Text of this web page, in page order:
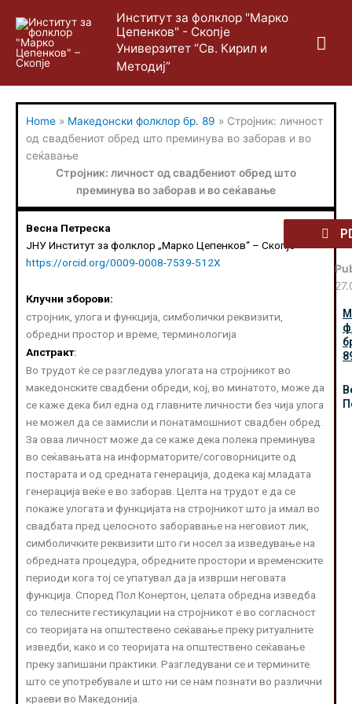
content
Институт за фолклор "Марко
Цепенков" - Скопје
Универзитет “Св. Кирил и
Методиј”
Home » Македонски фолклор бр. 89 » Стројник: личност
од свадбениот обред што преминува во заборав и во
сеќавање
Стројник: личност од свадбениот обред што
преминува во заборав и во сеќавање
Весна Петреска
ЈНУ Институт за фолклор „Марко Цепенков“ – Скопје
https://orcid.org/0009-0008-7539-512X
Клучни зборови:
стројник, улога и функција, симболички реквизити,
обредни простор и време, терминологија
Апстракт:
Во трудот ќе се разгледува улогата на стројникот во
македонските свадбени обреди, кој, во минатото, може да
се каже дека бил една од главните личности без чија улога
не можел да се замисли и понатамошниот свадбен обред.
За оваа личност може да се каже дека полека преминува
во сеќавањата на информаторите/соговорниците од
постарата и од средната генерација, додека кај младата
генерација веќе е во заборав. Целта на трудот е да се
покаже улогата и функцијата на стројникот што ја имал во
свадбата пред целосното заборавање на неговиот лик,
симболичките реквизити што ги носел за изведување на
обредната процедура, обредните простори и временските
периоди кога тој се упатувал да ја изврши неговата
функција. Според Пол Конертон, целата обредна изведба
со телесните гестикулации на стројникот е во согласност
со теоријата на општествено сеќавање преку ритуалните
изведби, како и со теоријата на општествено сеќавање
преку запишани практики. Разгледувани се и термините
што се употребувале и што ни се нам познати во различни
краеви во Македонија.